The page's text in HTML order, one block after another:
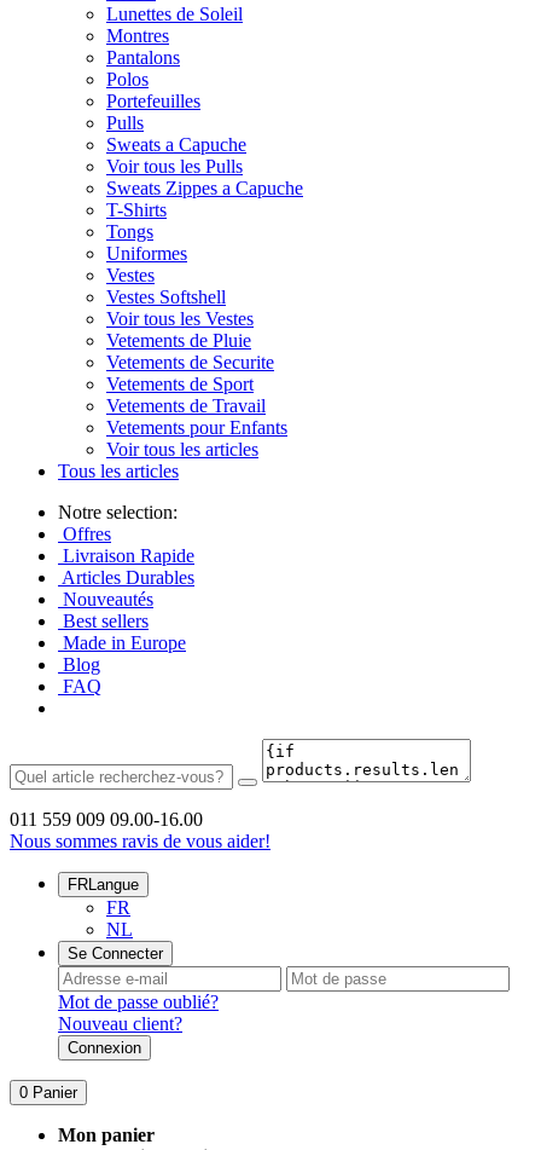
Lunettes de Soleil
Montres
Pantalons
Polos
Portefeuilles
Pulls
Sweats a Capuche
Voir tous les Pulls
Sweats Zippes a Capuche
T-Shirts
Tongs
Uniformes
Vestes
Vestes Softshell
Voir tous les Vestes
Vetements de Pluie
Vetements de Securite
Vetements de Sport
Vetements de Travail
Vetements pour Enfants
Voir tous les articles
Tous les articles
Notre selection:
Offres
Livraison Rapide
Articles Durables
Nouveautés
Best sellers
Made in Europe
Blog
FAQ
011 559 009 09.00-16.00
Nous sommes ravis de vous aider!
FRLangue
FR
NL
Se Connecter
Mot de passe oublié?
Nouveau client?
Connexion
0 Panier
Mon panier